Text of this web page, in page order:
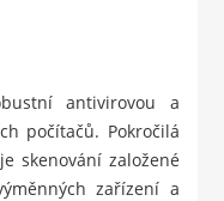
antivirovou a
počítačů. Pokročilá
skenování založené
zařízení a